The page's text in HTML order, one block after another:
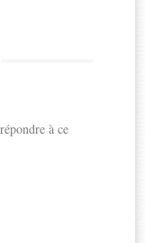
à ce